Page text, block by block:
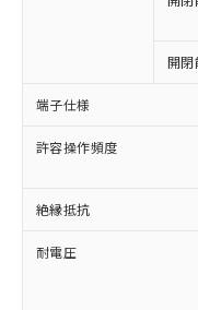
開閉
端子仕様
許容操作頻度
絶縁抵抗
耐電圧
ご利用
ご利用ください
本サー
商品の
(税抜)
当社制
本サー
ことを
在庫状
有に対応した
対応予定なし
非含有に非対
定はありません
調査・確認中
非含有の対応
害物質有無と
仕入先様の事
いたものが、
むを得ず変更
※1 中国
「○」：最大
基準値以下で
「×」：最大
基準値を超え
「－」：未確
当社は
為替お